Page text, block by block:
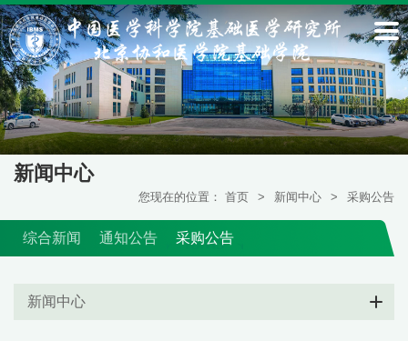
新闻中心
您现在的位置： 首页 > 新闻中心 > 采购公告
综合新闻 通知公告 采购公告
新闻中心